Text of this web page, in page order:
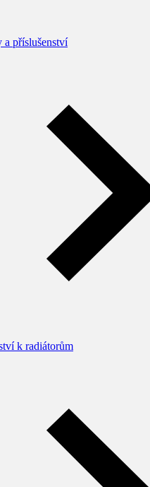
a příslušenství
k radiátorům